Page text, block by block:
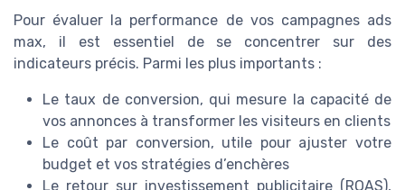
Pour évaluer la performance de vos campagnes ads
max, il est essentiel de se concentrer sur des
indicateurs précis. Parmi les plus importants :
Le taux de conversion, qui mesure la capacité de
vos annonces à transformer les visiteurs en clients
Le coût par conversion, utile pour ajuster votre
budget et vos stratégies d’enchères
Le retour sur investissement publicitaire (ROAS),